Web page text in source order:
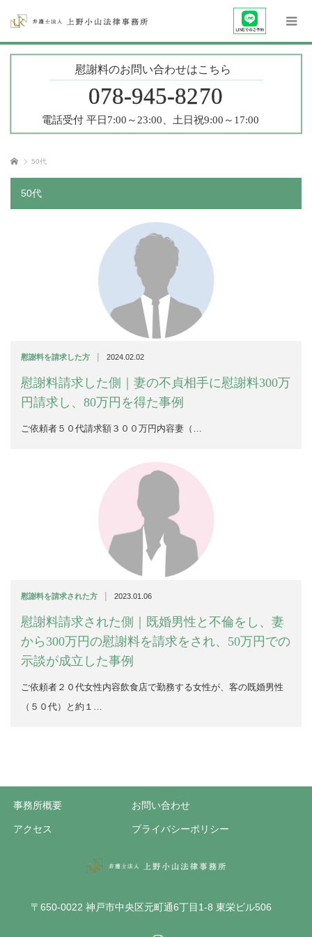
ホーム 50代
50代
慰謝料を請求した方 | 2024.02.02
慰謝料請求した側｜妻の不貞相手に慰謝料300万
円請求し、80万円を得た事例
ご依頼者５０代請求額３００万円内容妻（…
慰謝料を請求された方 | 2023.01.06
慰謝料請求された側｜既婚男性と不倫をし、妻
から300万円の慰謝料を請求をされ、50万円での
示談が成立した事例
ご依頼者２０代女性内容飲食店で勤務する女性が、客の既婚男性
（５０代）と約１…
事務所概要 お問い合わせ
アクセス プライバシーポリシー
〒650-0022 神戸市中央区元町通6丁目1-8 東栄ビル506